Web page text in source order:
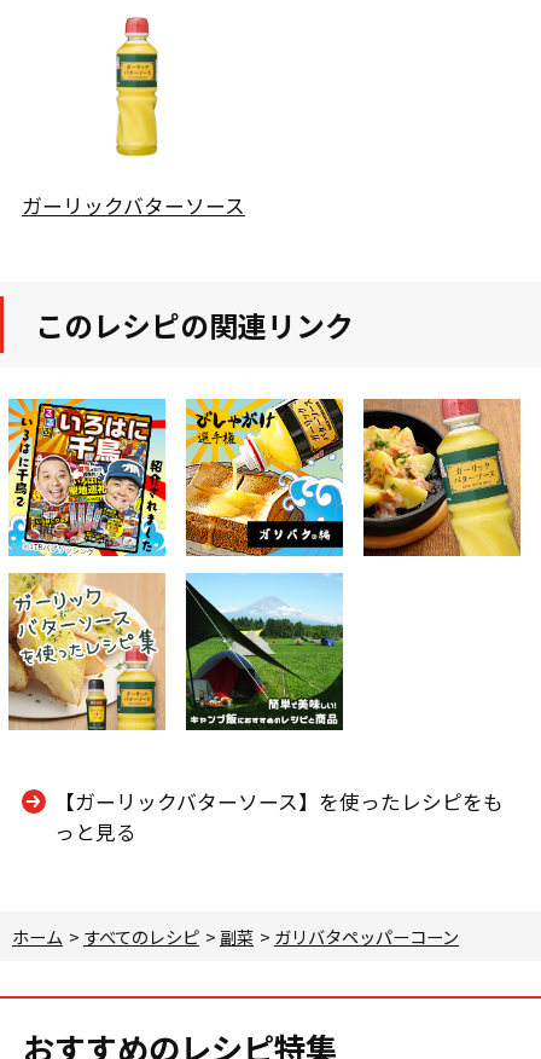
ガーリックバターソース
このレシピの関連リンク
【ガーリックバターソース】を使ったレシピをも
っと見る
ホーム > すべてのレシピ > 副菜 > ガリバタペッパーコーン
おすすめのレシピ特集